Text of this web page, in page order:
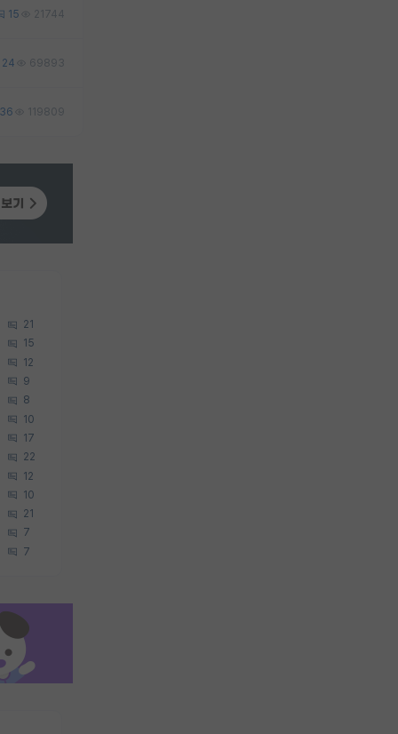
15 21744
24 69893
36 119809
21
15
12
9
8
10
17
22
12
10
21
7
7